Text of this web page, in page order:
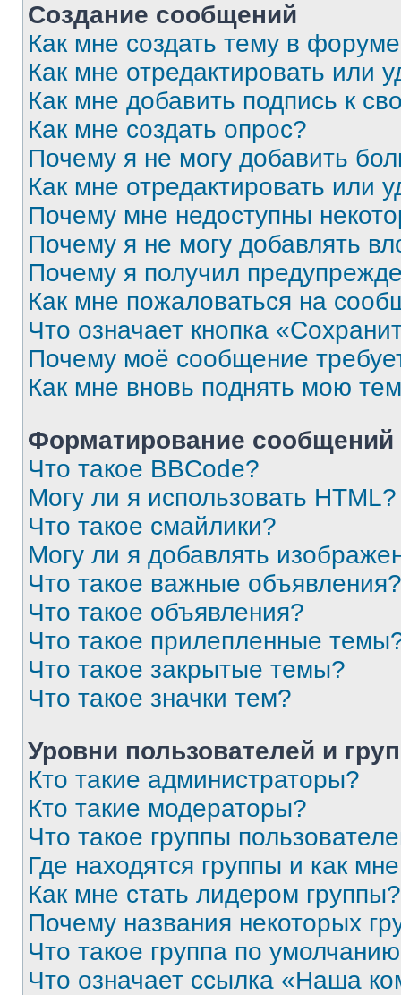
Создание сообщений
Как мне создать тему в
Как мне отредактировать или
Как мне добавить подпись к
Как мне создать опрос?
Почему я не могу добавить
Как мне отредактировать или
Почему мне недоступны
Почему я не могу добавлять
Почему я получил
Как мне пожаловаться на
Что означает кнопка
Почему моё сообщение
Как мне вновь поднять мою
Форматирование
Что такое BBCode?
Могу ли я использовать HTML?
Что такое смайлики?
Могу ли я добавлять
Что такое важные объявления?
Что такое объявления?
Что такое прилепленные
Что такое закрытые темы?
Что такое значки тем?
Уровни пользователей и
Кто такие администраторы?
Кто такие модераторы?
Что такое группы
Где находятся группы и как
Как мне стать лидером группы?
Почему названия некоторых
Что такое группа по
Что означает ссылка «Наша